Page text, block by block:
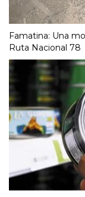
Famatina: Una
Ruta Nacional 78